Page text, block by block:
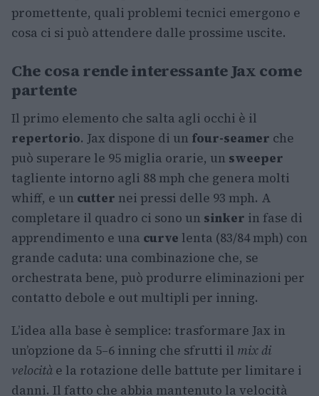
promettente, quali problemi tecnici emergono e
cosa ci si può attendere dalle prossime uscite.
Che cosa rende interessante Jax come
partente
Il primo elemento che salta agli occhi è il
repertorio. Jax dispone di un four-seamer che
può superare le 95 miglia orarie, un sweeper
tagliente intorno agli 88 mph che genera molti
whiff, e un cutter nei pressi delle 93 mph. A
completare il quadro ci sono un sinker in fase di
apprendimento e una curve lenta (83/84 mph) con
grande caduta: una combinazione che, se
orchestrata bene, può produrre eliminazioni per
contatto debole e out multipli per inning.
L’idea alla base è semplice: trasformare Jax in
un’opzione da 5–6 inning che sfrutti il mix di
velocità e la rotazione delle battute per limitare i
danni. Il fatto che abbia mantenuto la velocità